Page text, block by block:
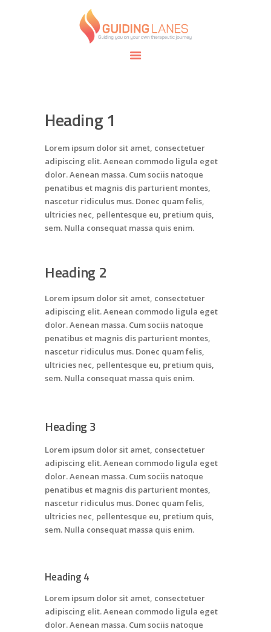
GUIDING LANES
Guiding you on your own therapeutic journey.
ABOUT
SPECIALTIES
Heading 1
Lorem ipsum dolor sit amet, consectetuer
adipiscing elit. Aenean commodo ligula eget
dolor. Aenean massa. Cum sociis natoque
penatibus et magnis dis parturient montes,
nascetur ridiculus mus. Donec quam felis,
ultricies nec, pellentesque eu, pretium quis,
sem. Nulla consequat massa quis enim.
Heading 2
Lorem ipsum dolor sit amet, consectetuer
adipiscing elit. Aenean commodo ligula eget
dolor. Aenean massa. Cum sociis natoque
penatibus et magnis dis parturient montes,
nascetur ridiculus mus. Donec quam felis,
ultricies nec, pellentesque eu, pretium quis,
sem. Nulla consequat massa quis enim.
Heading 3
Lorem ipsum dolor sit amet, consectetuer
adipiscing elit. Aenean commodo ligula eget
dolor. Aenean massa. Cum sociis natoque
penatibus et magnis dis parturient montes,
nascetur ridiculus mus. Donec quam felis,
ultricies nec, pellentesque eu, pretium quis,
sem. Nulla consequat massa quis enim.
Heading 4
Lorem ipsum dolor sit amet, consectetuer
adipiscing elit. Aenean commodo ligula eget
dolor. Aenean massa. Cum sociis natoque